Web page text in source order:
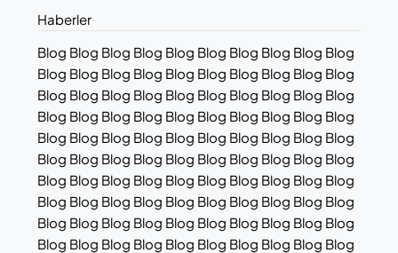
Haberler
Blog Blog Blog Blog Blog Blog Blog Blog Blog Blog
Blog Blog Blog Blog Blog Blog Blog Blog Blog Blog
Blog Blog Blog Blog Blog Blog Blog Blog Blog Blog
Blog Blog Blog Blog Blog Blog Blog Blog Blog Blog
Blog Blog Blog Blog Blog Blog Blog Blog Blog Blog
Blog Blog Blog Blog Blog Blog Blog Blog Blog Blog
Blog Blog Blog Blog Blog Blog Blog Blog Blog Blog
Blog Blog Blog Blog Blog Blog Blog Blog Blog Blog
Blog Blog Blog Blog Blog Blog Blog Blog Blog Blog
Blog Blog Blog Blog Blog Blog Blog Blog Blog Blog